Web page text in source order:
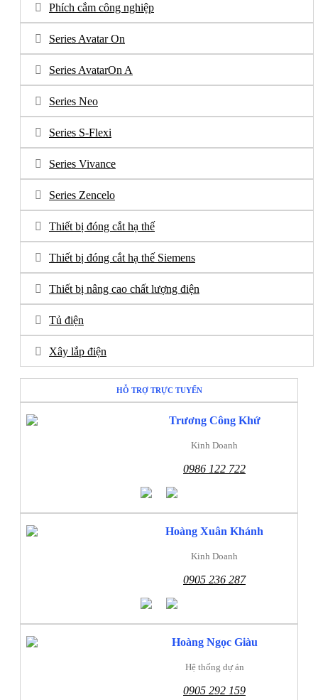
Phích cắm công nghiệp
Series Avatar On
Series AvatarOn A
Series Neo
Series S-Flexi
Series Vivance
Series Zencelo
Thiết bị đóng cắt hạ thế
Thiết bị đóng cắt hạ thế Siemens
Thiết bị nâng cao chất lượng điện
Tủ điện
Xây lắp điện
HỖ TRỢ TRỰC TUYẾN
Trương Công Khứ
Kinh Doanh
0986 122 722
Hoàng Xuân Khánh
Kinh Doanh
0905 236 287
Hoàng Ngọc Giàu
Hệ thống dự án
0905 292 159